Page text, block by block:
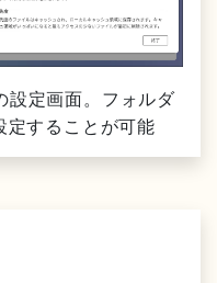
定画面。フォルダ
定することが可能